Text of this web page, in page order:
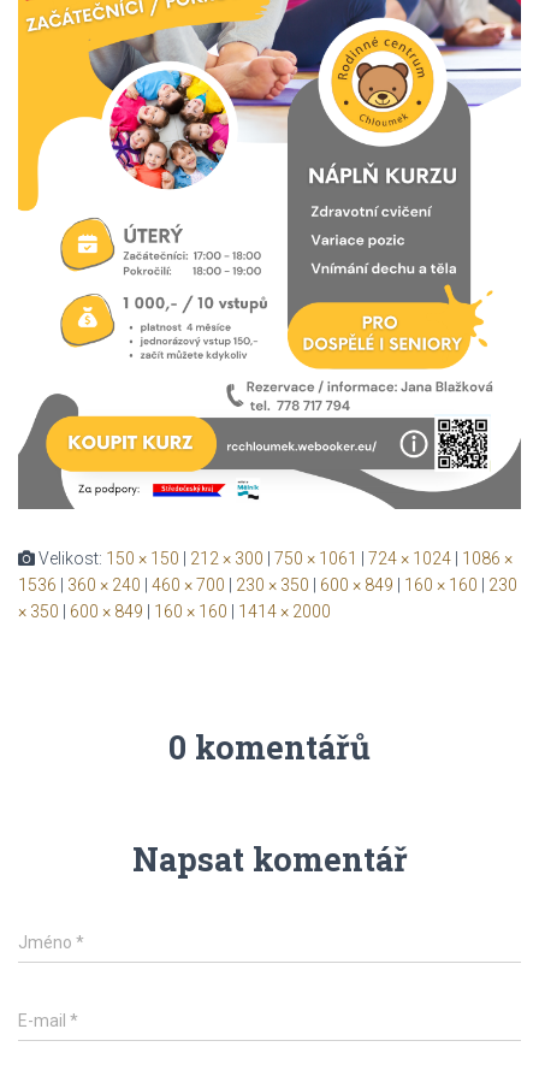
Velikost: 150 × 150 212 × 300 750 × 1061 724 × 1024
1086 ×
1536
360 × 240 460 × 700 230 × 350 600 × 849 160 × 160
230
× 350
600 × 849 160 × 160 1414 × 2000
0 komentářů
Napsat komentář
Jméno *
E-mail *